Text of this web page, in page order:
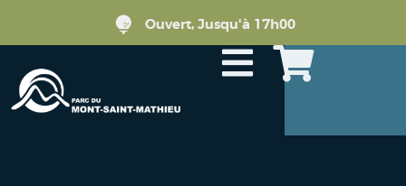
Ouvert, Jusqu'à 17h00